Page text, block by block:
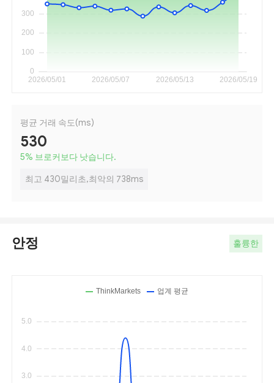
평균 거래 속도(ms)
530
5% 브로커보다 낫습니다.
최고 430밀리초,최악의 738ms
안정 훌륭한